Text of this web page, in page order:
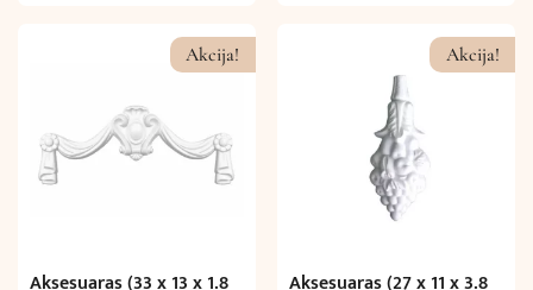
Akcija!
Aksesuaras (33 x 13 x 1.8
Akcija!
Aksesuaras (27 x 11 x 3.8